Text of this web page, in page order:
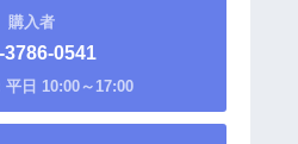
購入者
3786-0541
平日 10:00～17:00